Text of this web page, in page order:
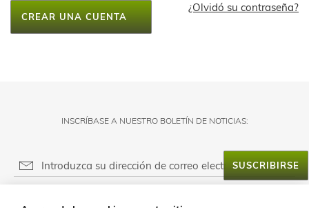
¿Olvidó su contraseña?
CREAR UNA CUENTA
INSCRÍBASE A NUESTRO BOLETÍN DE NOTICIAS:
SUSCRIBIRSE